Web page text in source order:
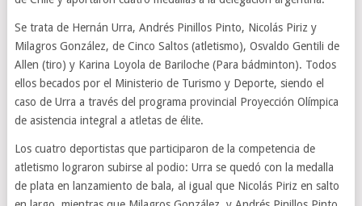
Se trata de Hernán Urra, Andrés Pinillos Pinto, Nicolás Piriz y
Milagros González, de Cinco Saltos (atletismo), Osvaldo Gentili de
Allen (tiro) y Karina Loyola de Bariloche (Para bádminton). Todos
ellos becados por el Ministerio de Turismo y Deporte, siendo el
caso de Urra a través del programa provincial Proyección Olímpica
de asistencia integral a atletas de élite.
Los cuatro deportistas que participaron de la competencia de
atletismo lograron subirse al podio: Urra se quedó con la medalla
de plata en lanzamiento de bala, al igual que Nicolás Piriz en salto